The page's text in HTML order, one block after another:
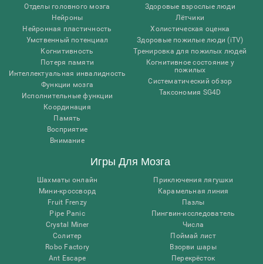
Отделы головного мозга
Нейроны
Нейронная пластичность
Умственный потенциал
Когнитивность
Потеря памяти
Интеллектуальная инвалидность
Функции мозга
Исполнительные функции
Координация
Память
Восприятие
Внимание
Здоровые взрослые люди
Лётчики
Холистическая оценка
Здоровые пожилые люди (iTV)
Тренировка для пожилых людей
Когнитивное состояние у
пожилых
Систематический обзор
Таксономия SG4D
Игры Для Мозга
Шахматы онлайн
Мини-кроссворд
Fruit Frenzy
Pipe Panic
Crystal Miner
Солитер
Robo Factory
Ant Escape
Приключения лягушки
Карамельная линия
Пазлы
Пингвин-исследователь
Числа
Поймай лист
Взорви шары
Перекрёсток